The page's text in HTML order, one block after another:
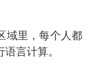
域里，每个人都
言计算。